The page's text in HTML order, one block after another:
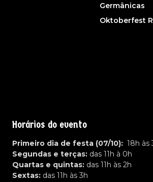
Germânicas
Oktoberfest
Horários do evento
Primeiro dia de festa (07/10): 18h às
Segundas e terças: das 11h à 0h
Quartas e quintas: das 11h às 2h
Sextas: das 11h às 3h